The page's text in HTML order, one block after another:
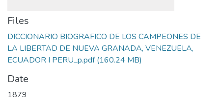
Files
DICCIONARIO BIOGRAFICO DE LOS CAMPEONES DE
LA LIBERTAD DE NUEVA GRANADA, VENEZUELA,
ECUADOR I PERU_p.pdf(160.24 MB)
Date
1879